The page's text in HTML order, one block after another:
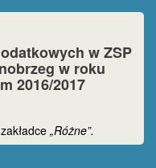
w ZSP
w roku
2016/2017
„Różne”.